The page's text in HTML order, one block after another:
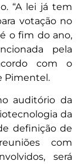
“A lei já tem
votação no
o fim do ano,
pela
com o
Pimentel.
auditório da
da
definição de
com
será